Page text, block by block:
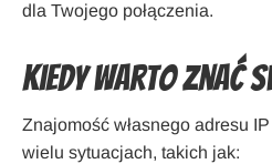
dla Twojego połączenia.
Kiedy warto znać
Znajomość własnego adresu
wielu sytuacjach, takich jak: